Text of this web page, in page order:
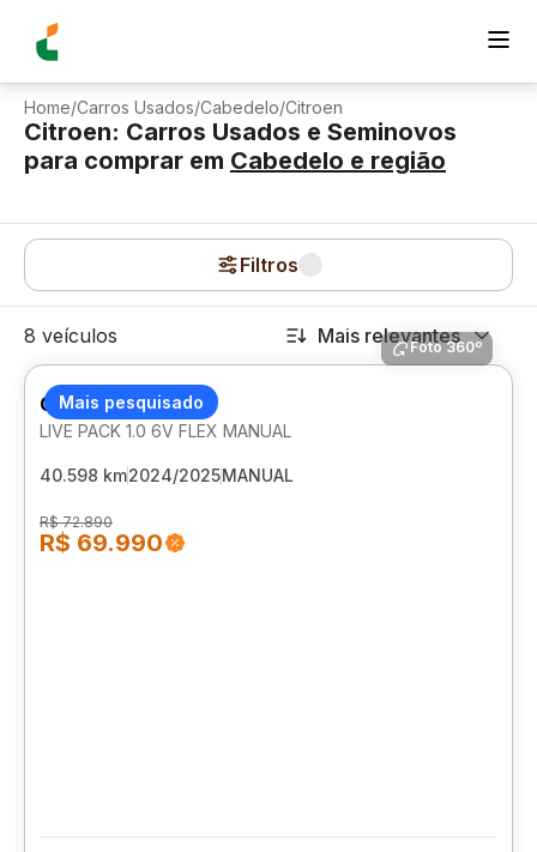
Home/Carros Usados/Cabedelo/Citroen
Citroen: Carros Usados e Seminovos
para comprar em Cabedelo e região
Filtros
8 veículos Mais relevantes
Mais pesquisado
Foto 360º
CITROEN C3
LIVE PACK 1.0 6V FLEX MANUAL
40.598 km2024/2025MANUAL
R$ 72.890
R$ 69.990